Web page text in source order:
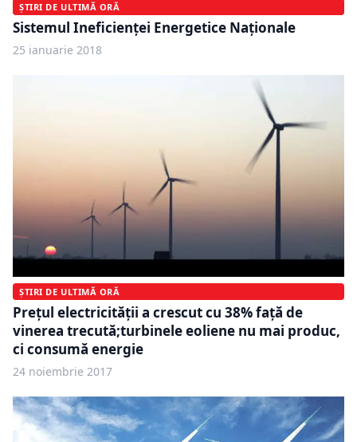
ȘTIRI DE ULTIMĂ ORĂ
Sistemul Ineficienţei Energetice Naţionale
25 ianuarie 2018
ȘTIRI DE ULTIMĂ ORĂ
Preţul electricităţii a crescut cu 38% faţă de
vinerea trecută;turbinele eoliene nu mai produc,
ci consumă energie
24 noiembrie 2017